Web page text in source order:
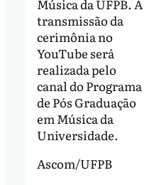
Música da UFPB. A
transmissão da
cerimônia no
YouTube será
realizada pelo
canal do Programa
de Pós Graduação
em Música da
Universidade.
Ascom/UFPB